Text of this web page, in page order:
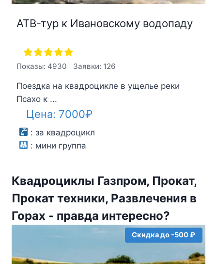
АТВ-тур к Ивановскому водопаду
Показы: 4930 | Заявки: 126
Поездка на квадроцикле в ущелье реки
Псахо к ...
Цена: 7000₽
: за квадроцикл
: мини группа
Квадроциклы Газпром, Прокат,
Прокат техники, Развлечения в
Горах - правда интересно?
Скидка до -500 ₽